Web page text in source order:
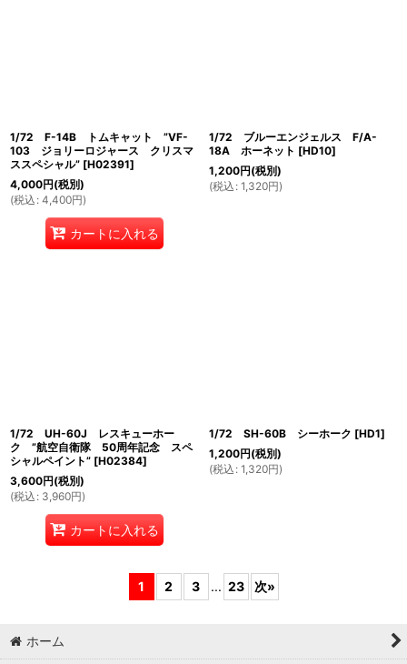
1/72 F-14B トムキャット ”VF-
103 ジョリーロジャース クリスマ
ススペシャル” [H02391]
4,000円(税別)
(税込 : 4,400円)
カートに入れる
1/72 ブルーエンジェルス F/A-
18A ホーネット [HD10]
1,200円(税別)
(税込 : 1,320円)
1/72 UH-60J レスキューホー
ク ”航空自衛隊 50周年記念 スペ
シャルペイント” [H02384]
3,600円(税別)
(税込 : 3,960円)
カートに入れる
1/72 SH-60B シーホーク [HD1]
1,200円(税別)
(税込 : 1,320円)
1 2 3 ... 23 次»
ホーム